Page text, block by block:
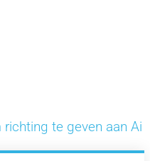
te geven aan Ai